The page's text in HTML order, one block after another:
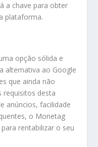
a chave para obter
plataforma.
opção sólida e
alternativa ao Google
que ainda não
requisitos desta
anúncios, facilidade
o Monetag
rentabilizar o seu